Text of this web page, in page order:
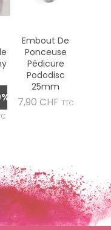
Embout De
Ponceuse
Pédicure
Pododisc
25mm
7,90 CHF Prix
TTC